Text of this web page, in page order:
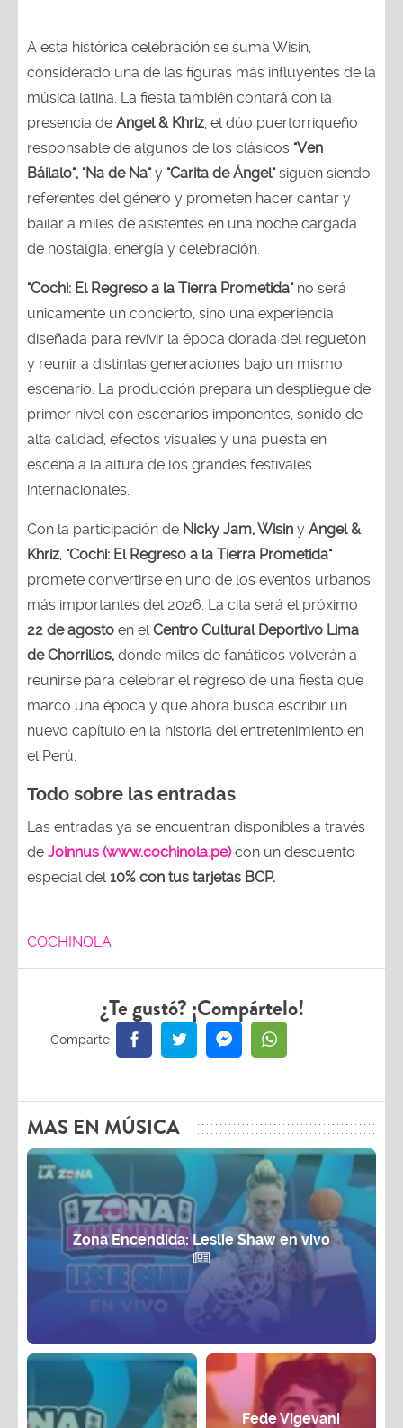
A esta histórica celebración se suma Wisin,
considerado una de las figuras más influyentes de la
música latina. La fiesta también contará con la
presencia de Angel & Khriz, el dúo puertorriqueño
responsable de algunos de los clásicos "Ven
Báilalo", "Na de Na"y "Carita de Ángel"siguen siendo
referentes del género y prometen hacer cantar y
bailar a miles de asistentes en una noche cargada
de nostalgia, energía y celebración.
"Cochi: El Regreso a la Tierra Prometida" no será
únicamente un concierto, sino una experiencia
diseñada para revivir la época dorada del reguetón
y reunir a distintas generaciones bajo un mismo
escenario. La producción prepara un despliegue de
primer nivel con escenarios imponentes, sonido de
alta calidad, efectos visuales y una puesta en
escena a la altura de los grandes festivales
internacionales.
Con la participación de Nicky Jam, Wisin y Angel &
Khriz, "Cochi: El Regreso a la Tierra Prometida"
promete convertirse en uno de los eventos urbanos
más importantes del 2026. La cita será el próximo
22 de agosto en elCentro Cultural Deportivo Lima
de Chorrillos, donde miles de fanáticos volverán a
reunirse para celebrar el regreso de una fiesta que
marcó una época y que ahora busca escribir un
nuevo capítulo en la historia del entretenimiento en
el Perú.
Todo sobre las entradas
Las entradas ya se encuentran disponibles a través
de Joinnus (www.cochinola.pe)con un descuento
especial del10% con tus tarjetas BCP.
COCHINOLA
¿Te gustó? ¡Compártelo!
MAS EN MÚSICA
Zona Encendida: Leslie Shaw en vivo
Fede Vigevani